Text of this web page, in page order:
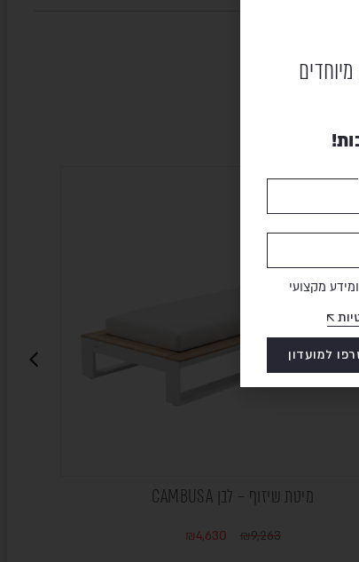
מיטת שיזוף – לבן CAMBUSA
₪9,263
₪4,630
מקצועי
למועדון